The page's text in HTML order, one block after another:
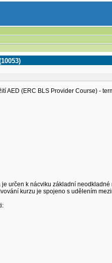
AED (ERC BLS Provider Course) -
určen k nácviku základní
kurzu je spojeno s udělením